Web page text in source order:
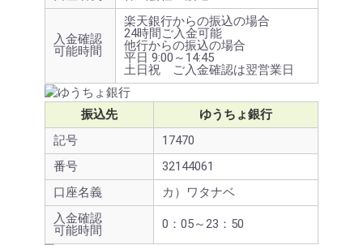
入金確認
可能時間
楽天銀行からの振込の場合
24時間ご入金可能
他行からの振込の場合
平日 9:00～14:45
土日祝 ご入金確認は翌営業日
振込先
ゆうちょ銀行
記号
17470
番号
32144061
口座名義
カ）ワタナベ
入金確認
可能時間
0：05～23：50